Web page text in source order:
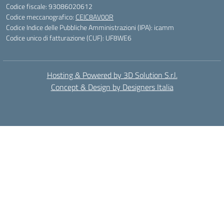
Codice fiscale: 93086020612
Codice meccanografico: CEIC8AV00R
Codice Indice delle Pubbliche Amministrazioni (IPA): icamm
Codice unico di fatturazione (CUF): UF8WE6
Hosting & Powered by 3D Solution S.r.l.
Concept & Design by Designers Italia